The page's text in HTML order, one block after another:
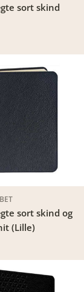
sort skind
sort skind og
(Lille)